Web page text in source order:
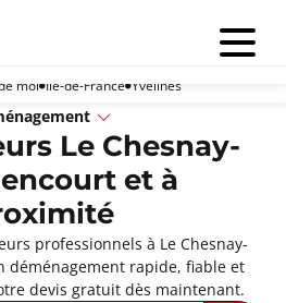
Menu
moi Île-de-France Yvelines
Le Chesnay-
et à
professionnels à Le Chesnay-
déménagement rapide, fiable et
devis gratuit dès maintenant.